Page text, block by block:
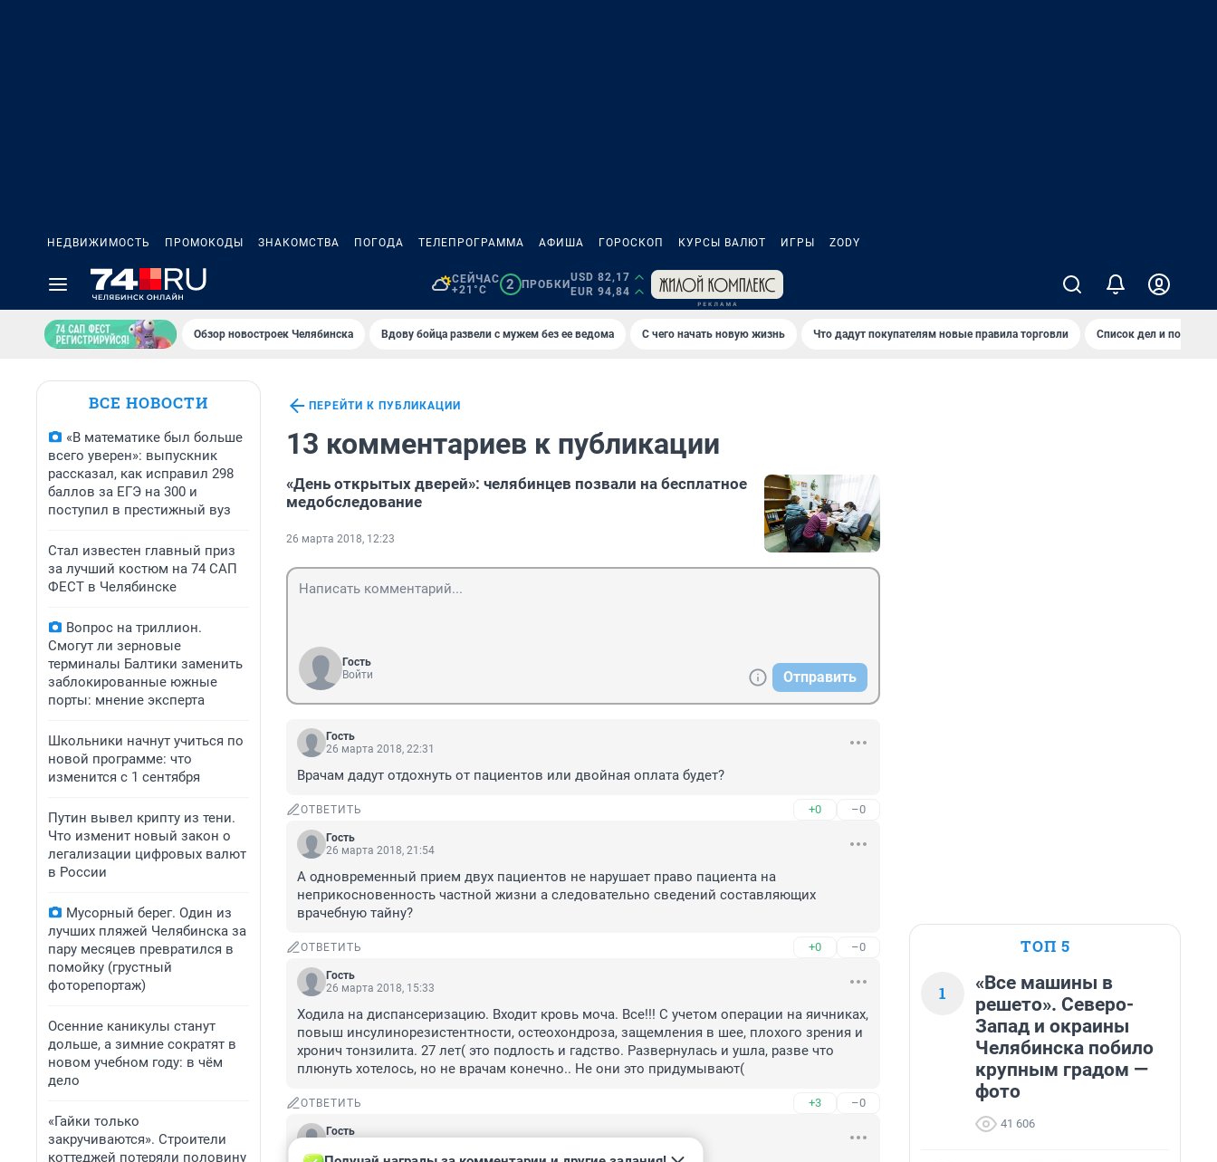
НЕДВИЖИМОСТЬ ПРОМОКОДЫ ЗНАКОМСТВА ПОГОДА ТЕЛЕПРОГРАММА АФИША ГОРОСКОП КУРСЫ ВАЛЮТ ИГРЫ ZODY
СЕЙЧАС
+21°C
2 ПРОБКИ
USD 82,17
EUR 94,84
Обзор новостроек Челябинска Вдову бойца развели с мужем без ее ведома С чего начать новую жизнь Что дадут покупателям новые правила торговли Список дел и покупок
ВСЕ НОВОСТИ
«В математике был больше
всего уверен»: выпускник
рассказал, как исправил 298
баллов за ЕГЭ на 300 и
поступил в престижный вуз
Стал известен главный приз
за лучший костюм на 74 САП
ФЕСТ в Челябинске
Вопрос на триллион.
Смогут ли зерновые
терминалы Балтики заменить
заблокированные южные
порты: мнение эксперта
Школьники начнут учиться по
новой программе: что
изменится с 1 сентября
Путин вывел крипту из тени.
Что изменит новый закон о
легализации цифровых валют
в России
Мусорный берег. Один из
лучших пляжей Челябинска за
пару месяцев превратился в
помойку (грустный
фоторепортаж)
Осенние каникулы станут
дольше, а зимние сократят в
новом учебном году: в чём
дело
«Гайки только
закручиваются». Строители
коттеджей потеряли половину
ПЕРЕЙТИ К ПУБЛИКАЦИИ
13 комментариев к публикации
«День открытых дверей»: челябинцев позвали на бесплатное
медобследование
26 марта 2018, 12:23
Гость
Войти
Отправить
Гость
26 марта 2018, 22:31
Врачам дадут отдохнуть от пациентов или двойная оплата будет?
ОТВЕТИТЬ +0 –0
Гость
26 марта 2018, 21:54
А одновременный прием двух пациентов не нарушает право пациента на
неприкосновенность частной жизни а следовательно сведений составляющих
врачебную тайну?
ОТВЕТИТЬ +0 –0
Гость
26 марта 2018, 15:33
Ходила на диспансеризацию. Входит кровь моча. Все!!! С учетом операции на яичниках,
повыш инсулинорезистентности, остеохондроза, защемления в шее, плохого зрения и
хронич тонзилита. 27 лет( это подлость и гадство. Развернулась и ушла, разве что
плюнуть хотелось, но не врачам конечно.. Не они это придумывают(
ОТВЕТИТЬ +3 –0
Гость
ТОП 5
1
«Все машины в
решето». Северо-
Запад и окраины
Челябинска побило
крупным градом —
фото
41 606